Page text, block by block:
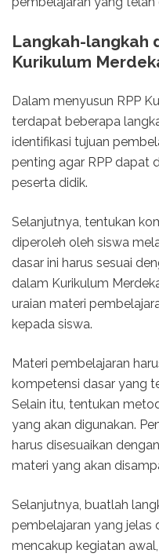
Langkah-langkah
Kurikulum
Dalam menyusun RPP
terdapat beberapa
identifikasi tujuan
penting agar RPP dapat
peserta didik.
Selanjutnya, tentukan
diperoleh oleh siswa
dasar ini harus sesuai
dalam Kurikulum
uraian materi
kepada siswa.
Materi pembelajaran
kompetensi dasar yang
Selain itu, tentukan
yang akan digunakan.
harus disesuaikan
materi yang akan
Selanjutnya, buatlah
pembelajaran yang jelas
mencakup kegiatan